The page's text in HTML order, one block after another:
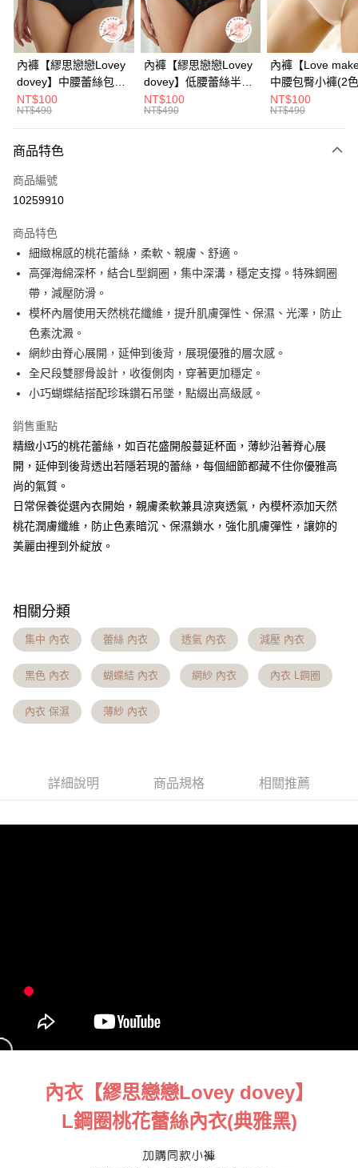
華南商業銀行
彰化商業銀行
上海商業儲蓄銀行
台北富邦商業銀行
國泰世華商業銀行
兆豐國際商業銀行
臺灣中小企業銀行
台中商業銀行
匯豐（台灣）商業銀行
華泰商業銀行
聯邦商業銀行
遠東國際商業銀行
元大商業銀行
台灣樂天信用卡公司
合作金庫商業銀行
第一商業銀行
華南商業銀行
彰化商業銀行
上海商業儲蓄銀行
台北富邦商業銀行
國泰世華商業銀行
兆豐國際商業銀行
臺灣中小企業銀行
台中商業銀行
匯豐（台灣）商業銀行
聯邦商業銀行
玉山商業銀行
台灣樂天信用卡公司
超商取貨付款
LINE Pay
Apple Pay
街口支付
相關說明
【大哥付你分期使用說明】
2.付款方式選擇「大哥付你分期」，訂單成立後會自動跳轉到大哥付的交易
流程，驗證手機門號後，選擇欲分期的期數、繳款截止日，確認付款後即完
成交易。
3.實際核准額度、可分期數及費用金額請依後續交易確認頁面所載為準。
4.訂單成立30分鐘內，如未前往確認交易或遇審核未通過，訂單將自動取
法說明評估內容。
【繳款方式說明】
1.分期款項不併入電信帳單，「大哥付你分期」於每月結算日後寄送繳費提
醒簡訊。
2.透過簡訊連結打開帳單後，可選擇「超商條碼／台灣大直營門市／銀行轉
帳／街口支付／iPASS MONEY」等通路繳費。
【注意事項】
1.本服務係由「台灣大哥大股份有限公司」（以下簡稱本公司）所提供，讓
用戶於交易時，得透過本服務購買商品或服務，並由商店將買賣／分期付款
買賣價金債權讓與本公司後，依約使用本公司帳單繳交帳款。
資料（包含姓名、電話或地址）提供予台灣大哥大進項蒐集、處理及利用，
由本公司與您本人進行分期帳單所需資料之確認、核對及更正。
3.完整用戶服務條款，請詳閱以下連結：https://oppay.tw/userRule
相關說明
【關於「AFTEE先享後付」】
AFTEE先享後付是「在收到商品之後才付款」的支付方式。 讓您購物簡單
便利好安心！
１．簡單：不需註冊會員、不需綁卡、不需儲值。
２．便利：只要手機號碼，簡訊認證，即可結帳。
３．安心：先確認商品／服務後，再付款。
【「AFTEE先享後付」結帳流程】
１．於結帳方式選擇「AFTEE先享後付」後，將跳轉至「AFTEE先享後付」
２．訂單成立數日內，您將收到繳費通知簡訊。
ATM／網路銀行／等多元方式進行付款，方視為交易完成。
※ 請注意：結帳手續完成當下不需立刻繳費，但若您需要取消訂單，請聯絡
購買商品的店家。未經商家同意取消之訂單仍視為有效，需透過AFTEE先享
後付繳納相關費用。
※ 交易是否成功請以「AFTEE先享後付 」之結帳頁面顯示為準，若有關於
是否繳費成功／繳費後需取消欲退款等相關疑問，請聯繫「AFTEE先享後付
客戶支援中心」 https://netprotections.freshdesk.com/support/home
【注意事項】
https://aftee.tw/terms/#terms3
３．未成年的使用者請事先徵得法定代理人或監護人之同意方可使用
「AFTEE先享後付」，若未經同意申辦者引起之損失，本公司不負相關責
４．使用「AFTEE先享後付」時，將依據個別帳號之用戶狀況，依本公司即
時審查核予不同之上限額度；若仍有額度不足之情形，本公司將視審查結果
請求用戶進行身份認證。
５．嚴禁一人註冊多個帳號或使用他人資訊註冊。若發現惡意使用之情形，
Hami Point
相關說明
會員帳號後，即可在購物車使用 Hami Point 折抵消費金額 (1點等於1元)。
ATM付款
國定假日將順延
每筆NT$70，滿NT$1,000(含以上)免運費
付款後全家取貨 約3~5天到貨，實際出貨依照配送狀態為主。
※國定假日將順延
每筆NT$70，滿NT$699(含以上)免運費
7-11貨到付款 約3~5天到貨，實際出貨依照配送狀態為主。※
※國定假日將順延
每筆NT$70，滿NT$1,000(含以上)免運費
將順延
及星期日將延後出貨
內褲【繆思戀戀Lovey
dovey】中腰蕾絲包臀
小褲(2色)
NT$100
NT$490
內褲【繆思戀戀Lovey
dovey】低腰蕾絲半包
臀小褲(2色)
NT$100
NT$490
內褲【Love
中腰包臀小褲​(2
NT$100
NT$490
商品特色
商品編號
10259910
商品特色
細緻棉感的桃花蕾絲，柔軟、親膚、舒適。​
高彈海綿深杯，結合L型鋼圈，集中深溝，穩定支撐。特殊鋼圈
帶，減壓防滑。​
模杯內層使用天然桃花纖維，提升肌膚彈性、保濕、光澤，防止
色素沈澱。​
網紗由脊心展開，延伸到後背，展現優雅的層次感。​
全尺段雙膠骨設計，收復側肉，穿著更加穩定。​
小巧蝴蝶結搭配珍珠鑽石吊墜，點綴出高級感。
銷售重點
精緻小巧的桃花蕾絲，如百花盛開般蔓延杯面，薄紗沿著脊心展
開，延伸到後背透出若隱若現的蕾絲，每個細節都藏不住你優雅高
尚的氣質。​
日常保養從選內衣開始，親膚柔軟兼具涼爽透氣，內模杯添加天然
桃花潤膚纖維，防止色素暗沉、保濕鎖水，強化肌膚彈性，讓妳的
美麗由裡到外綻放。
相關分類
集中 內衣 蕾絲 內衣 透氣 內衣 減壓 內衣
黑色 內衣 蝴蝶結 內衣 網紗 內衣 內衣 L鋼圈
內衣 保濕 薄紗 內衣
詳細說明 商品規格 相關推薦
內衣【繆思戀戀Lovey dovey】
L鋼圈桃花蕾絲內衣​(典雅黑)